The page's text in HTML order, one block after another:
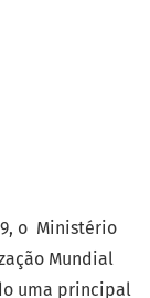
o Ministério
Mundial
uma principal